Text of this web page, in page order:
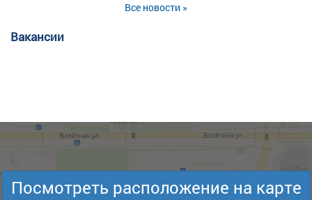
Все новости »
Вакансии
Посмотреть расположение на карте